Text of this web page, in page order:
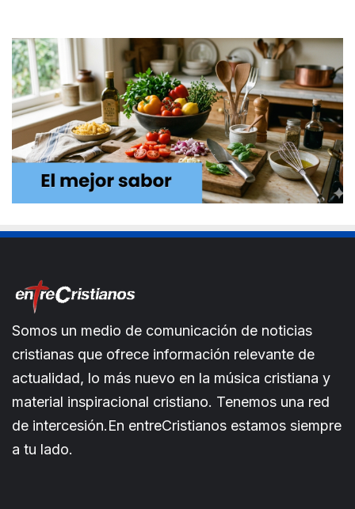
Somos un medio de comunicación de noticias
cristianas que ofrece información relevante de
actualidad, lo más nuevo en la música cristiana y
material inspiracional cristiano. Tenemos una red
de intercesión.En entreCristianos estamos siempre
a tu lado.